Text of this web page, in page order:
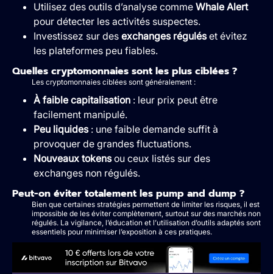
Utilisez des outils d’analyse comme Whale Alert
pour détecter les activités suspectes.
Investissez sur des exchanges réguléset évitez
les plateformes peu fiables.
Quelles cryptomonnaies sont les plus ciblées ?
Les cryptomonnaies ciblées sont généralement :
À faible capitalisation : leur prix peut être
facilement manipulé.
Peu liquides: une faible demande suffit à
provoquer de grandes fluctuations.
Nouveaux tokensou ceux listés sur des
exchanges non régulés.
Peut-on éviter totalement les pump and dump ?
Bien que certaines stratégies permettent de limiter les risques, il est
impossible de les éviter complètement, surtout sur des marchés non
régulés. La vigilance, l’éducation et l’utilisation d’outils adaptés sont
essentiels pour minimiser l’exposition à ces pratiques.